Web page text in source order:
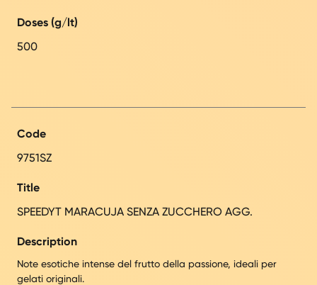
Doses (g/lt)
500
Code
9751SZ
Title
SPEEDYT MARACUJA SENZA ZUCCHERO AGG.
Description
Note esotiche intense del frutto della passione, ideali per
gelati originali.